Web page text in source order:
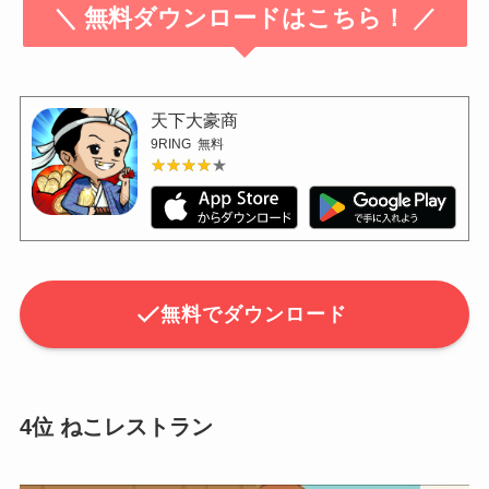
＼ 無料ダウンロードはこちら！ ／
天下大豪商
9RING 無料
★★★★★
★★★★★
無料でダウンロード
4位 ねこレストラン